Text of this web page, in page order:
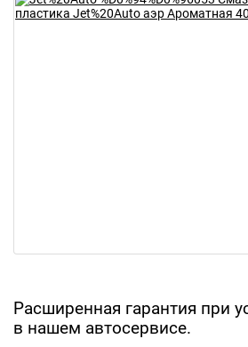
Расширенная гарантия при
в нашем автосервисе.